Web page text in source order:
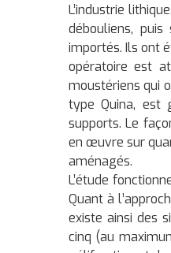
L’industrie
débouliens,
importés. Ils ont
opératoire est
moustériens qui
type Quina, est
supports. Le
en œuvre sur
aménagés.
L’étude
Quant à
existe ainsi des
cinq (au